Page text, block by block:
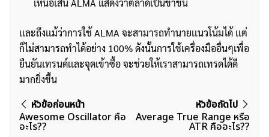
เหนือเส้น ALMA แสดงว่าตลาดเป็นขาขึ้น
เเละถึงเเม้ว่าการใช้ ALMA จะสามารถทำนายเเนวโน้มได้ เเต่
ก็ไม่สามารถทำได้อย่าง 100% ดังนั้นการใช้เครื่องมืออื่นๆเพื่อ
ยืนยันเทรนด์เเละจุดเข้าซื้อ จะช่วยให้เราสามารถเทรดได้ดี
มากยิ่งขึ้น
แนะแนว
เรื่อง
หัวข้อก่อนหน้า
Awesome Oscillator คือ
อะไร??
หัวข้อถัดไป
Average True Range หรือ
ATR คืออะไร??